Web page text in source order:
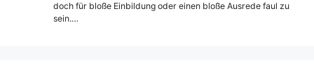
doch für bloße Einbildung oder einen bloße Ausrede faul zu
sein.…